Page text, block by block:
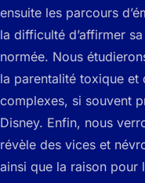
ensuite les parcours
la difficulté d’affirmer
normée. Nous
la parentalité toxique et
complexes, si souvent
Disney. Enfin, nous
révèle des vices et
ainsi que la raison pour